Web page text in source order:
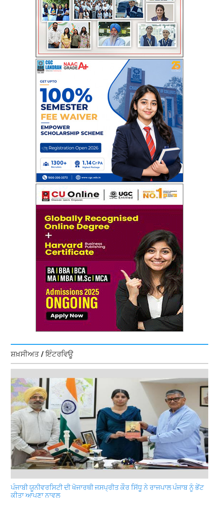
ਸ਼ਖ਼ਸੀਅਤ / ਇੰਟਰਵਿਊ
ਪੰਜਾਬੀ ਯੂਨੀਵਰਸਿਟੀ ਦੀ ਖੋਜਾਰਥੀ ਜਸਪ੍ਰੀਤ ਕੌਰ ਸਿੱਧੂ ਨੇ ਰਾਜਪਾਲ ਪੰਜਾਬ ਨੂੰ ਭੇਂਟ
ਕੀਤਾ ਆਪਣਾ ਨਾਵਲ